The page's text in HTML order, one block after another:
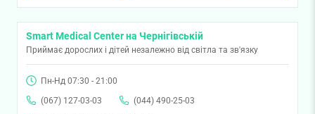
Smart Medical Center на Чернігівській
Приймає дорослих і дітей незалежно від світла та зв'язку
Пн-Нд 07:30 - 21:00
(067) 127-03-03
(044) 490-25-03